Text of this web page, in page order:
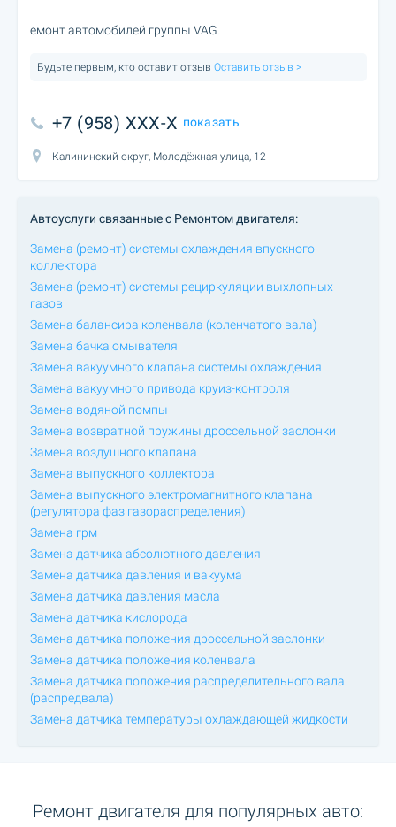
емонт автомобилей группы VAG.
Будьте первым, кто оставит отзыв Оставить отзыв >
+7 (958) XXX-X показать
Калининский округ, Молодёжная улица, 12
Автоуслуги связанные с Ремонтом двигателя:
Замена (ремонт) системы охлаждения впускного
коллектора
Замена (ремонт) системы рециркуляции выхлопных
газов
Замена балансира коленвала (коленчатого вала)
Замена бачка омывателя
Замена вакуумного клапана системы охлаждения
Замена вакуумного привода круиз-контроля
Замена водяной помпы
Замена возвратной пружины дроссельной заслонки
Замена воздушного клапана
Замена выпускного коллектора
Замена выпускного электромагнитного клапана
(регулятора фаз газораспределения)
Замена грм
Замена датчика абсолютного давления
Замена датчика давления и вакуума
Замена датчика давления масла
Замена датчика кислорода
Замена датчика положения дроссельной заслонки
Замена датчика положения коленвала
Замена датчика положения распределительного вала
(распредвала)
Замена датчика температуры охлаждающей жидкости
Ремонт двигателя для популярных авто: